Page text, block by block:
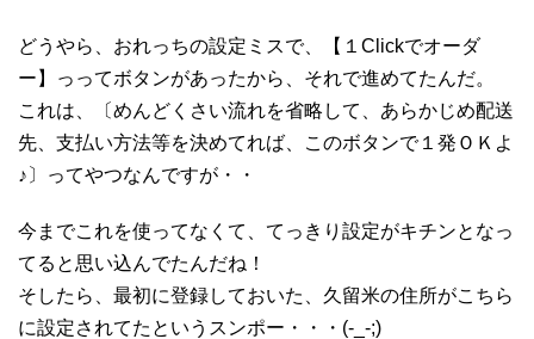
どうやら、おれっちの設定ミスで、【１Clickでオーダ
ー】っってボタンがあったから、それで進めてたんだ。
これは、〔めんどくさい流れを省略して、あらかじめ配送
先、支払い方法等を決めてれば、このボタンで１発ＯＫよ
♪〕ってやつなんですが・・
今までこれを使ってなくて、てっきり設定がキチンとなっ
てると思い込んでたんだね！
そしたら、最初に登録しておいた、久留米の住所がこちら
に設定されてたというスンポー・・・(-_-;)